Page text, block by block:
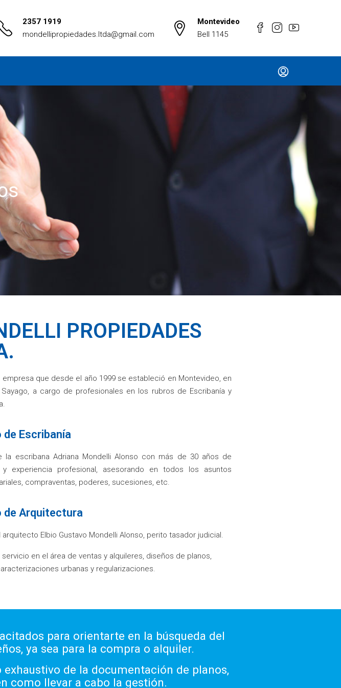
2357 1919
mondellipropiedades.ltda@gmail.com
Montevideo
Bell 1145
PROPIEDADES
empresa que desde el año 1999 se estableció en Montevideo, en
a cargo de profesionales en los rubros de Escribanía y
de Escribanía
la escribana Adriana Mondelli Alonso con más de 30 años de
y experiencia profesional, asesorando en todos los asuntos
compraventas, poderes, sucesiones, etc.
de Arquitectura
Elbio Gustavo Mondelli Alonso, perito tasador judicial.
en el área de ventas y alquileres, diseños de planos,
urbanas y regularizaciones.
para orientarte en la búsqueda del
ya sea para la compra o alquiler.
de la documentación de planos,
como llevar a cabo la gestión.